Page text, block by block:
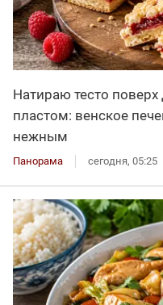
Натираю тесто
пластом: венское
нежным
Панорама сегодня, 05:25